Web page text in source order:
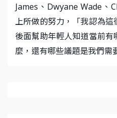
James、Dwyane Wade、
上所做的努力，「我認為
後面幫助年輕人知道當前
麼，還有哪些議題是我們需